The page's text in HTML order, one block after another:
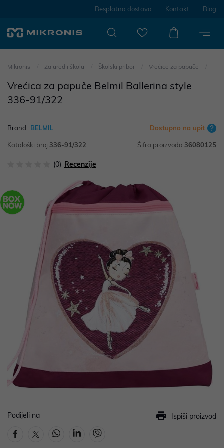
Besplatna dostava Kontakt Blog
Mikronis Za ured i školu Školski pribor Vrećice za papuče
Vrećica za papuče Belmil Ballerina style
336-91/322
Brand: BELMIL Dostupno na upit
Kataloški broj:336-91/322 Šifra proizvoda:36080125
(0) Recenzije
Podijeli na Ispiši proizvod